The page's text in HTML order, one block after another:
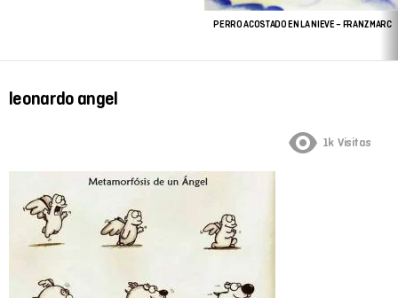
PERRO ACOSTADO EN LA NIEVE – FRANZ MARC
leonardo angel
1k Visitas